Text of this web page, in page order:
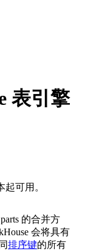
表引擎
起可用。
的合并方
会将具有
排序键的所有